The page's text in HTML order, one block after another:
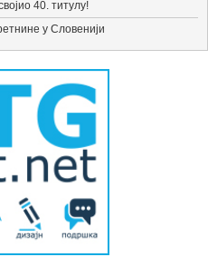
40. титулу!
у Словенији